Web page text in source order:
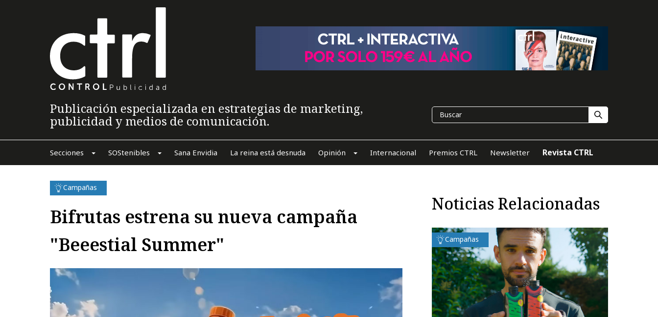
Publicación especializada en estrategias de marketing,
publicidad y medios de comunicación.
Secciones SOStenibles Sana Envidia La reina está desnuda Opinión Internacional Premios CTRL Newsletter Revista CTRL
Campañas
Bifrutas estrena su nueva campaña
"Beeestial Summer"
Noticias Relacionadas
Campañas